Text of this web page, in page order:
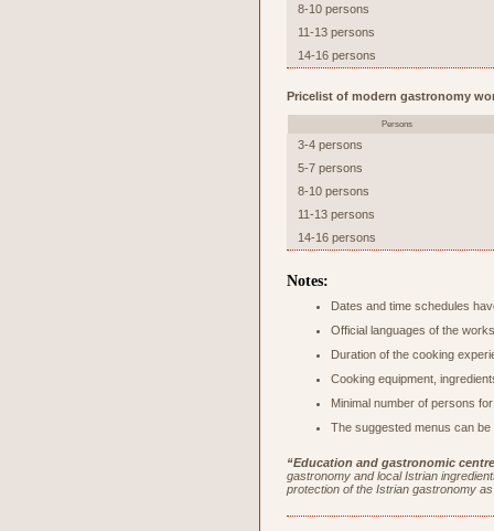
8-10 persons
11-13 persons
14-16 persons
Pricelist of modern gastronomy
Persons
3-4 persons
5-7 persons
8-10 persons
11-13 persons
14-16 persons
Notes:
Dates and time schedules
Official languages of the
Duration of the cooking
Cooking equipment,
Minimal number of persons
The suggested menus can
“Education and gastronomic
gastronomy and local Istrian
protection of the Istrian gastronomy